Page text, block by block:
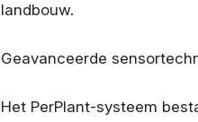
landbouw.
Geavanceerde
Het PerPlant-systeem